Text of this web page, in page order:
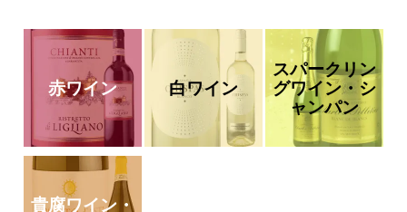
赤ワイン 白ワイン
スパークリン
グワイン・シ
ャンパン
貴腐ワイン・